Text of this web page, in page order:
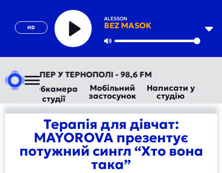
HD
ALESSON
BEZ MASOK
Play
ТЕПЕР У ТЕРНОПОЛІ - 98,6 FM
Вебкамера
студії
Мобільний
застосунок
Написати у
студію
Терапія для дівчат:
MAYOROVA презентує
потужний сингл “Хто вона
така”